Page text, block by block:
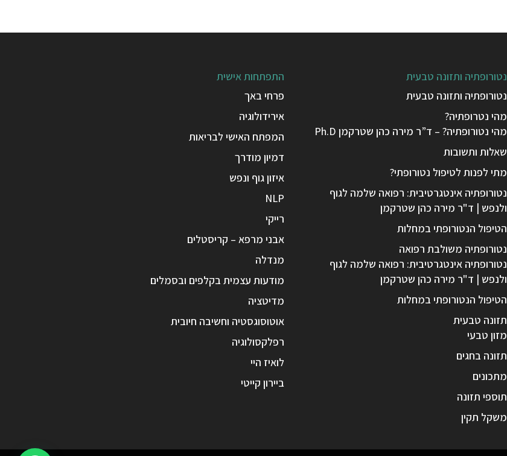
התפתחות אישית
פרחי באך
אירידולוגיה
המפתח האישי לבריאות
דמיון מודרך
איזון גוף ונפש
NLP
רייקי
אבני מרפא – קריסטלים
מנדלה
מודעות עצמית בקלפים ובסמלים
מדיטציה
אוטוסוגסטיה וחשיבה חיובית
רפלקסולוגיה
לואיז היי
ביירון קייטי
נטורופתיה ותזונה טבעית
נטורופתיה ותזונה טבעית
מהי נטרופתיה?
מהי נטורופתיה? – ד”ר מירה כהן שטרקמן Ph.D
שאלות ותשובות
מתי לפנות לטיפול נטורופתי?
נטורופתיה אינטגרטיבית: רפואה שלמה לגוף
ולנפש | ד"ר מירה כהן שטרקמן
הטיפול הנטורופתי במחלות
נטורופתיה משולבת רפואה
נטורופתיה אינטגרטיבית: רפואה שלמה לגוף
ולנפש | ד"ר מירה כהן שטרקמן
הטיפול הנטורופתי במחלות
תזונה טבעית
מזון טבעי
תזונה בחגים
מתכונים
תוספי תזונה
משקל תקין